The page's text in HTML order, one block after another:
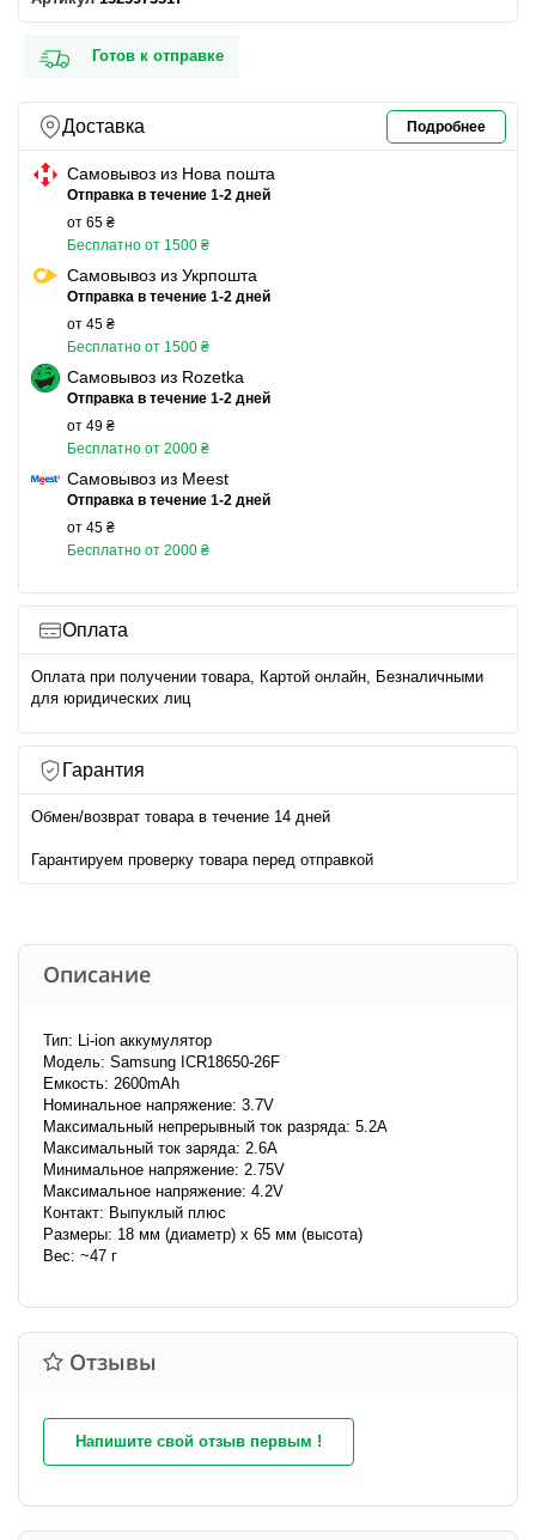
Готов к отправке
Доставка Подробнее
Самовывоз из Нова пошта
Отправка в течение 1-2 дней
от 65 ₴
Бесплатно от 1500 ₴
Самовывоз из Укрпошта
Отправка в течение 1-2 дней
от 45 ₴
Бесплатно от 1500 ₴
Самовывоз из Rozetka
Отправка в течение 1-2 дней
от 49 ₴
Бесплатно от 2000 ₴
Самовывоз из Meest
Отправка в течение 1-2 дней
от 45 ₴
Бесплатно от 2000 ₴
Оплата
Оплата при получении товара, Картой онлайн, Безналичными
для юридических лиц
Гарантия
Обмен/возврат товара в течение 14 дней
Гарантируем проверку товара перед отправкой
Описание
Тип: Li-ion аккумулятор
Модель: Samsung ICR18650-26F
Емкость: 2600mAh
Номинальное напряжение: 3.7V
Максимальный непрерывный ток разряда: 5.2A
Максимальный ток заряда: 2.6A
Минимальное напряжение: 2.75V
Максимальное напряжение: 4.2V
Контакт: Выпуклый плюс
Размеры: 18 мм (диаметр) х 65 мм (высота)
Вес: ~47 г
Отзывы
Напишите свой отзыв первым !